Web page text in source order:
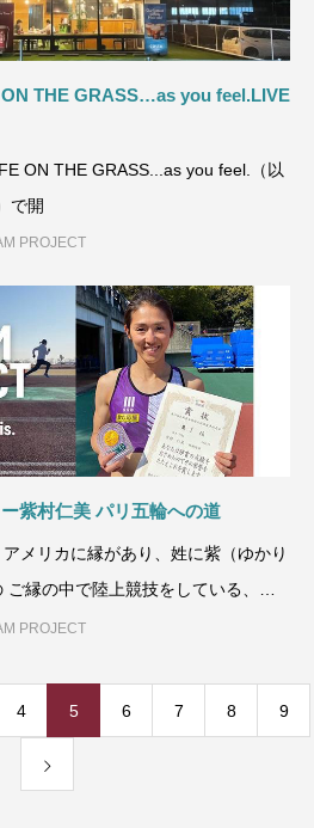
ON THE GRASS…as you feel.LIVE
ON THE GRASS...as you feel.（以
で開
PROJECT
ー紫村仁美 パリ五輪への道
メリカに縁があり、姓に紫（ゆかり
縁の中で陸上競技をしている、リ
PROJECT
4 5 6 7 8 9